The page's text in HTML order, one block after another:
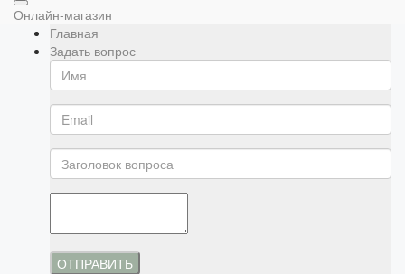
Онлайн-магазин
Главная
Задать вопрос
ОТПРАВИТЬ